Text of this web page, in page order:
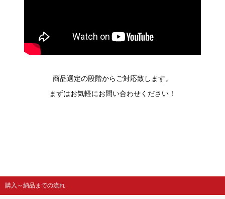
商品選定の段階からご対応致します。
まずはお気軽にお問い合わせください！
購入～納品までの流れ